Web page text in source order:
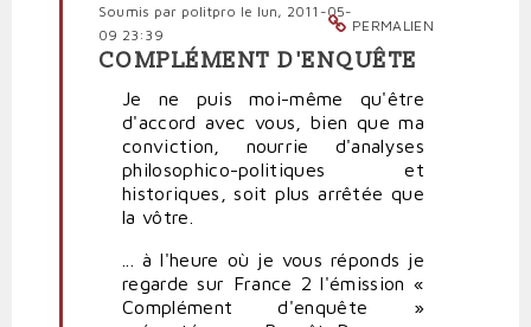
PERMALIEN
Soumis par politpro le lun, 2011-05-
09 23:39
En
réponse
Très
intéressant
RST
vérifié)
COMPLÉMENT D'ENQUÊTE
Je ne puis moi-même qu'être
d'accord avec vous, bien que ma
conviction, nourrie d'analyses
philosophico-politiques et
historiques, soit plus arrêtée que
la vôtre.
... à l'heure où je vous réponds je
regarde sur France 2 l'émission «
Complément d'enquête »